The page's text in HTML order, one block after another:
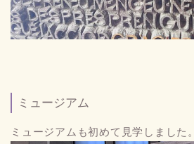
ミュージアム
ミュージアムも初めて見学しました。